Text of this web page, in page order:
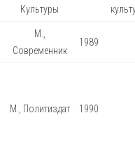
Культуры
М.,
Современник
1989
М., Политиздат 1990